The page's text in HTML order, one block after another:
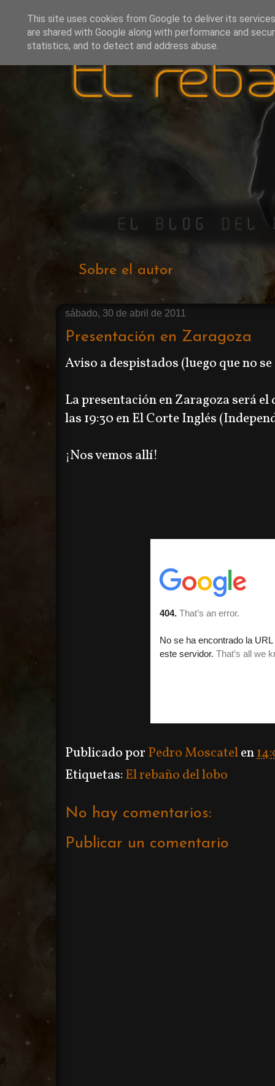
Sobre el autor
sábado, 30 de abril de 2011
Presentación en Zaragoza
Aviso a despistados (luego que no
La presentación en Zaragoza será el
las 19:30 en El Corte Inglés
¡Nos vemos allí!
Publicado porPedro Moscatelen
Etiquetas:El rebaño del lobo
No hay comentarios:
Publicar un comentario
This site uses cookies from Google to deliver its
are shared with Google along with performance and
statistics, and to detect and address abuse.